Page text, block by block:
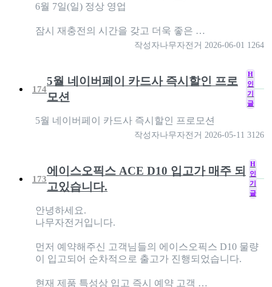
6월 7일(일) 정상 영업
잠시 재충전의 시간을 갖고 더욱 좋은 …
작성자나무자전거 2026-06-01 1264
174
5월 네이버페이 카드사 즉시할인 프로
모션
H
인
기
글
5월 네이버페이 카드사 즉시할인 프로모션
작성자나무자전거 2026-05-11 3126
173
에이스오픽스 ACE D10 입고가 매주 되
고있습니다.
H
인
기
글
안녕하세요.
나무자전거입니다.
먼저 예약해주신 고객님들의 에이스오픽스 D10 물량
이 입고되어 순차적으로 출고가 진행되었습니다.
현재 제품 특성상 입고 즉시 예약 고객 …